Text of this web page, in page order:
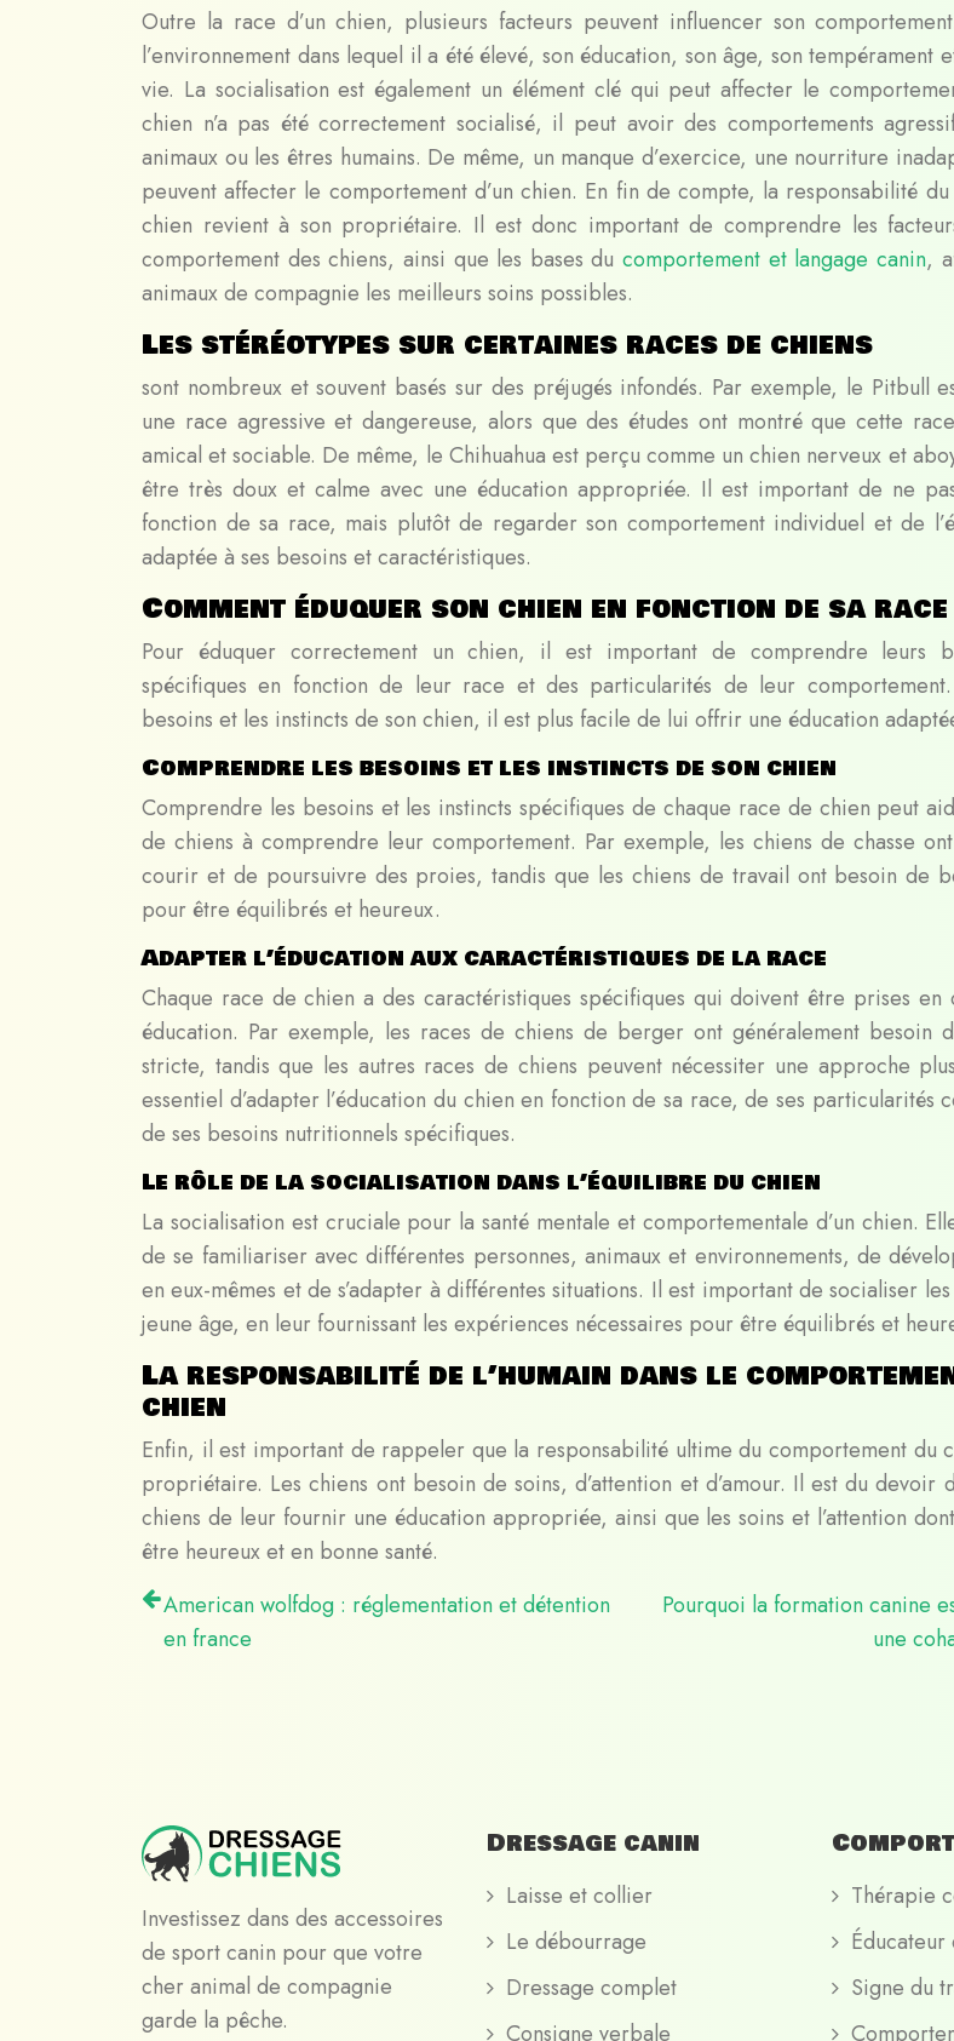
Outre la race d’un chien, plusieurs facteurs peuvent influencer son
l’environnement dans lequel il a été élevé, son éducation, son âge, son tempérament
vie. La socialisation est également un élément clé qui peut affecter le
chien n’a pas été correctement socialisé, il peut avoir des comportements
animaux ou les êtres humains. De même, un manque d’exercice, une nourriture
peuvent affecter le comportement d’un chien. En fin de compte, la responsabilité du
chien revient à son propriétaire. Il est donc important de comprendre les
comportement des chiens, ainsi que les bases du comportement et langage canin,
animaux de compagnie les meilleurs soins possibles.
Les stéréotypes sur certaines races de chiens
sont nombreux et souvent basés sur des préjugés infondés. Par exemple, le Pitbull
une race agressive et dangereuse, alors que des études ont montré que cette
amical et sociable. De même, le Chihuahua est perçu comme un chien nerveux et
être très doux et calme avec une éducation appropriée. Il est important de ne
fonction de sa race, mais plutôt de regarder son comportement individuel et de
adaptée à ses besoins et caractéristiques.
Comment éduquer son chien en fonction de sa race
Pour éduquer correctement un chien, il est important de comprendre leurs
spécifiques en fonction de leur race et des particularités de leur comportement.
besoins et les instincts de son chien, il est plus facile de lui offrir une éducation
Comprendre les besoins et les instincts de son chien
Comprendre les besoins et les instincts spécifiques de chaque race de chien peut
de chiens à comprendre leur comportement. Par exemple, les chiens de chasse
courir et de poursuivre des proies, tandis que les chiens de travail ont besoin de
pour être équilibrés et heureux.
Adapter l’éducation aux caractéristiques de la race
Chaque race de chien a des caractéristiques spécifiques qui doivent être prises
éducation. Par exemple, les races de chiens de berger ont généralement besoin
stricte, tandis que les autres races de chiens peuvent nécessiter une approche
essentiel d’adapter l’éducation du chien en fonction de sa race, de ses particularités
de ses besoins nutritionnels spécifiques.
Le rôle de la socialisation dans l’équilibre du chien
La socialisation est cruciale pour la santé mentale et comportementale d’un chien.
de se familiariser avec différentes personnes, animaux et environnements, de
en eux-mêmes et de s’adapter à différentes situations. Il est important de socialiser
jeune âge, en leur fournissant les expériences nécessaires pour être équilibrés et
La responsabilité de l’humain dans le
chien
Enfin, il est important de rappeler que la responsabilité ultime du comportement du
propriétaire. Les chiens ont besoin de soins, d’attention et d’amour. Il est du devoir
chiens de leur fournir une éducation appropriée, ainsi que les soins et l’attention
être heureux et en bonne santé.
American wolfdog : réglementation et détention
en france
Pourquoi la formation canine
une
Investissez dans des accessoires
de sport canin pour que votre
cher animal de compagnie
garde la pêche.
Dressage canin
Laisse et collier
Le débourrage
Dressage complet
Consigne verbale
Thérapie
Signe du